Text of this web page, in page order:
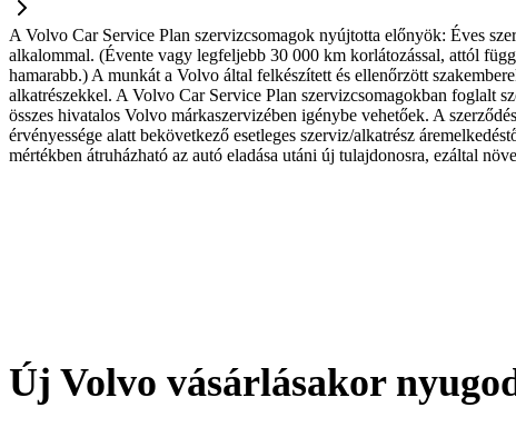
A Volvo Car Service Plan szervizcsomagok nyújtotta előnyök: Éves
alkalommal. (Évente vagy legfeljebb 30 000 km korlátozással, attól
hamarabb.) A munkát a Volvo által felkészített és ellenőrzött
alkatrészekkel. A Volvo Car Service Plan szervizcsomagokban foglalt
összes hivatalos Volvo márkaszervizében igénybe vehetőek. A
érvényessége alatt bekövetkező esetleges szerviz/alkatrész
mértékben átruházható az autó eladása utáni új tulajdonosra, ezáltal
Új Volvo vásárlásakor